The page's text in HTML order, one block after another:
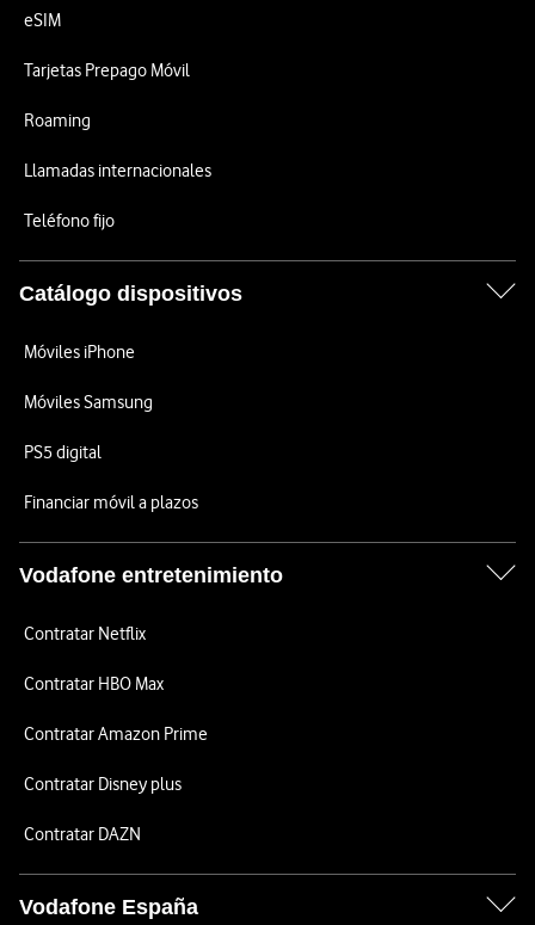
eSIM
Tarjetas Prepago Móvil
Roaming
Llamadas internacionales
Teléfono fijo
Catálogo dispositivos
Móviles iPhone
Móviles Samsung
PS5 digital
Financiar móvil a plazos
Vodafone entretenimiento
Contratar Netflix
Contratar HBO Max
Contratar Amazon Prime
Contratar Disney plus
Contratar DAZN
Vodafone España